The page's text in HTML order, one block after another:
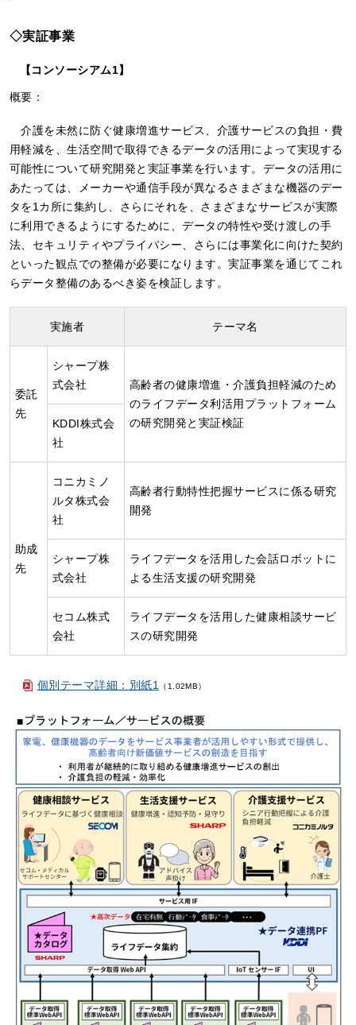
◇実証事業
【コンソーシアム1】
概要：
介護を未然に防ぐ健康増進サービス、介護サービスの負担・費
用軽減を、生活空間で取得できるデータの活用によって実現する
可能性について研究開発と実証事業を行います。データの活用に
あたっては、メーカーや通信手段が異なるさまざまな機器のデー
タを1カ所に集約し、さらにそれを、さまざまなサービスが実際
に利用できるようにするために、データの特性や受け渡しの手
法、セキュリティやプライバシー、さらには事業化に向けた契約
といった観点での整備が必要になります。実証事業を通じてこれ
らデータ整備のあるべき姿を検証します。
実施者 テーマ名
委託
先
シャープ株
式会社
高齢者の健康増進・介護負担軽減のため
のライフデータ利活用プラットフォーム
の研究開発と実証検証
KDDI株式会
社
助成
先
コニカミノ
ルタ株式会
社
高齢者行動特性把握サービスに係る研究
開発
シャープ株
式会社
ライフデータを活用した会話ロボットに
よる生活支援の研究開発
セコム株式
会社
ライフデータを活用した健康相談サービ
スの研究開発
個別テーマ詳細：別紙1 （1.02MB）